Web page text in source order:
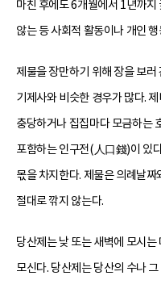
마친 후에도 6개월에서 1년까지
않는 등 사회적 활동이나 개인
제물을 장만하기 위해 장을 보
기제사와 비슷한 경우가 많다.
충당하거나 집집마다 모금하는
포함하는 인구전(人口錢)이 있
몫을 차지한다. 제물은 의례날
절대로 깎지 않는다.
당산제는 낮 또는 새벽에 모시는
모신다. 당산제는 당산의 수나